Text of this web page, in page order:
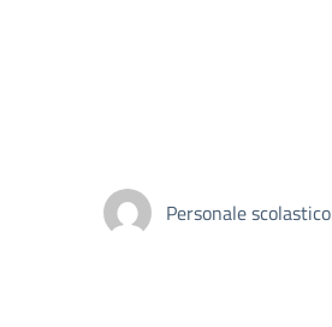
Personale scolastico